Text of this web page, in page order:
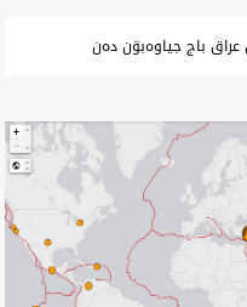
نوو بەریتانی باسی بارودۆخ